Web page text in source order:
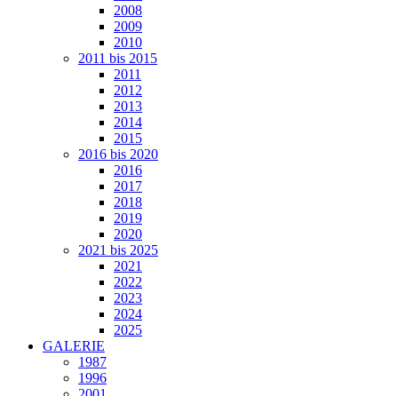
2008
2009
2010
2011 bis 2015
2011
2012
2013
2014
2015
2016 bis 2020
2016
2017
2018
2019
2020
2021 bis 2025
2021
2022
2023
2024
2025
GALERIE
1987
1996